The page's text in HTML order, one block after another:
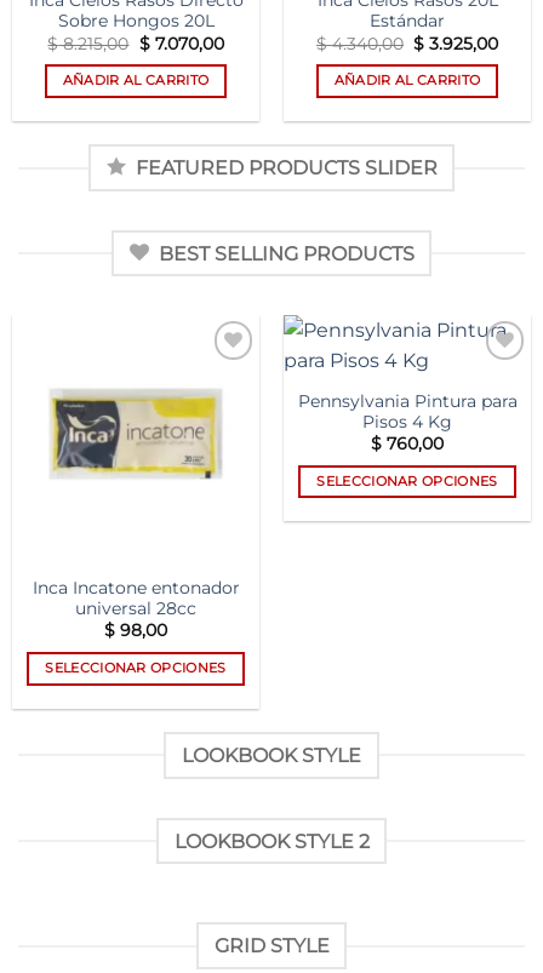
Sobre Hongos 20L
$8.215,00 El
precio
original
era:
$ 8.215,00.
$7.070,00El
actual
$ 7.070,00.
AÑADIR AL CARRITO
Estándar
$4.340,00 El
precio
original
era:
$ 4.340,00.
$ 3.925,00El
$
AÑADIR AL CARRITO
FEATURED PRODUCTS SLIDER
BEST SELLING PRODUCTS
wishlist
Inca Incatone entonador
universal 28cc
$ 98,00
SELECCIONAR OPCIONES
múltiples
Las
opciones
wishlist
Pennsylvania Pintura para
Pisos 4 Kg
$ 760,00
SELECCIONAR OPCIONES
LOOKBOOK STYLE
LOOKBOOK STYLE 2
GRID STYLE